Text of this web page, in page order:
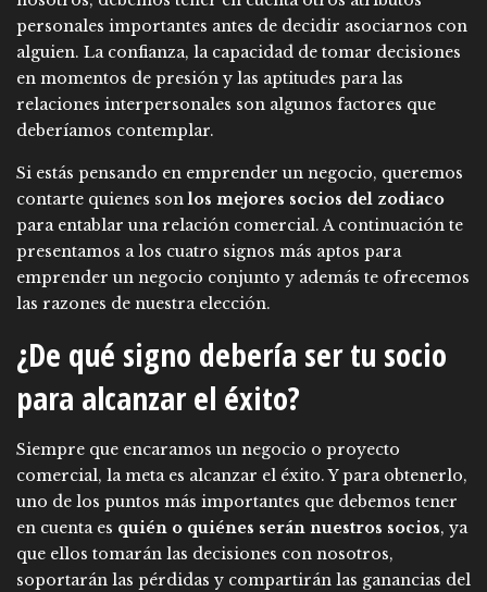
personales importantes antes de decidir asociarnos con
alguien. La confianza, la capacidad de tomar decisiones
en momentos de presión y las aptitudes para las
relaciones interpersonales son algunos factores que
deberíamos contemplar.
Si estás pensando en emprender un negocio, queremos
contarte quienes sonlos mejores socios del zodiaco
para entablar una relación comercial. A continuación te
presentamos a los cuatro signos más aptos para
emprender un negocio conjunto y además te ofrecemos
las razones de nuestra elección.
¿De qué signo debería ser tu socio
para alcanzar el éxito?
Siempre que encaramos un negocio o proyecto
comercial, la meta es alcanzar el éxito. Y para obtenerlo,
uno de los puntos más importantes que debemos tener
en cuenta es quién o quiénes serán nuestros socios, ya
que ellos tomarán las decisiones con nosotros,
soportarán las pérdidas y compartirán las ganancias del